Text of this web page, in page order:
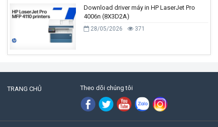
Download driver máy in HP LaserJet Pro
4006n (8X3D2A)
28/05/2026 371
TRANG CHỦ Theo dõi chúng tôi